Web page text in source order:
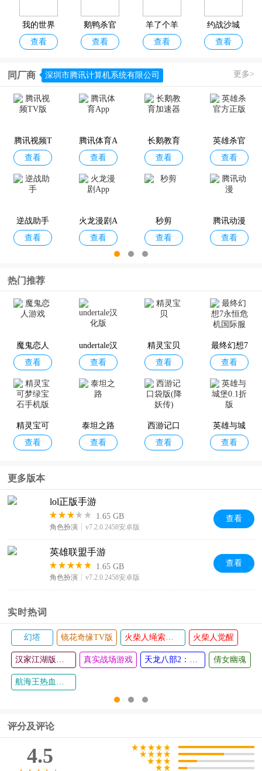
我的世界
移动版
查看
鹅鸭杀官
方正版
查看
羊了个羊
查看
约战沙城
官方版
查看
英雄联盟
客户端
梦三国手
避难所生
制版
燕云十六
萤火突击
服
巅峰极速
明日之后
026
天龙八部2
同厂商 深圳市腾讯计算机系统有限公司 更多>
腾讯视频T
V版
查看
腾讯体育A
pp
查看
长鹅教育
加速器
查看
英雄杀官
方正版
查看
逆战助手
查看
火龙漫剧A
pp
查看
秒剪
查看
腾讯动漫
查看
腾讯Marvi
s手机版
查看
冒险岛m
国际服
查看
腾讯新闻A
pp
查看
完美世界
手游
查看
御龙在天
手游官方
查看
QQ影音手
机版
查看
新三国：
荣耀再起
查看
天涯明月
刀手游
查看
机版
查看
App
查看
6最新版
查看
热门推荐
魔鬼恋人
游戏
查看
undertale汉
化版
查看
精灵宝贝
查看
最终幻想7
永恒危机
国际服
查看
精灵宝可
梦绿宝石
查看
泰坦之路
查看
西游记口
袋版(降妖
查看
英雄与城
堡0.1折版
查看
更多版本
lol正版手游
1.65 GB
角色扮演 v7.2.0.2458安卓版
查看
英雄联盟手游
1.65 GB
角色扮演 v7.2.0.2458安卓版
查看
实时热词
幻塔 镜花奇缘TV版 火柴人绳索英雄 火柴人觉醒
汉家江湖版本大全 真实战场游戏 天龙八部2：飞龙战天 倩女幽魂
航海王热血航线
评分及评论
4.5